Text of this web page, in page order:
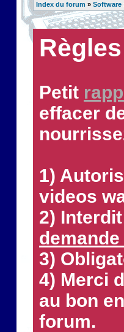
Index du forum » Software
Petit
effacer
1)
videos
2)
3)
4) Merci
au bon
forum.